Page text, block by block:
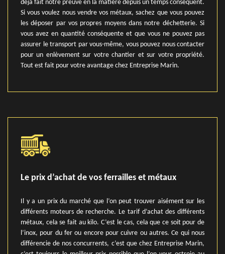
déjà fait notre preuve en la matière depuis un temps conséquent.
Si vous voulez nous vendre vos métaux, sachez que vous pouvez
les déposer par vos propres moyens dans notre déchetterie. Si
vous avez en quantité conséquente et que vous ne pouvez pas
assurer le transport par vous-même, vous pouvez nous contacter
pour un enlèvement sur votre chantier et sur votre propriété.
Tout est fait pour votre avantage chez Entreprise Marin.
Le prix d’achat de vos ferrailles et métaux
Il y a un prix du marché que l’on peut trouver aisément sur les
différents moteurs de recherche. Le tarif d’achat des différents
métaux, cela se fait au kilo. C’est le cas, cela que ce soit pour de
l’inox, pour du fer ou encore pour cuivre ou autres. Ce qui nous
différencie de nos concurrents, c’est que chez Entreprise Marin,